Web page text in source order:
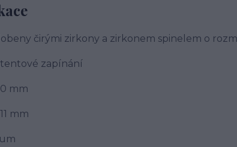
čirými zirkony a zirkonem spinelem o
zapínání
mm
mm